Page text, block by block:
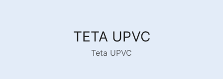
TETA UPVC
Teta UPVC